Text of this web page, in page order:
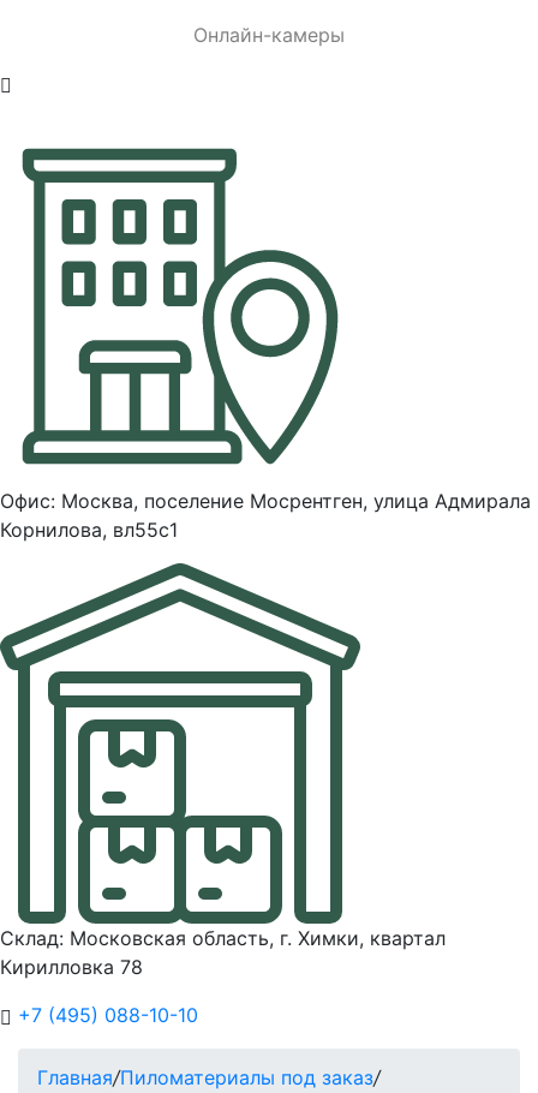
Онлайн-камеры
Офис: Москва, поселение Мосрентген, улица Адмирала
Корнилова, вл55с1
Склад: Московская область, г. Химки, квартал
Кирилловка 78
+7 (495) 088-10-10
Главная/Пиломатериалы под заказ/